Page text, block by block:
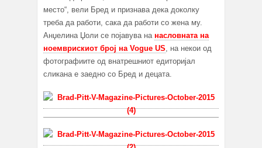
место“, вели Бред и признава дека доколку
треба да работи, сака да работи со жена му.
Анџелина Џоли се појавува на насловната на
ноемврискиот број на Vogue US, на некои од
фотографиите од внатрешниот едиторијал
сликана е заедно со Бред и децата.